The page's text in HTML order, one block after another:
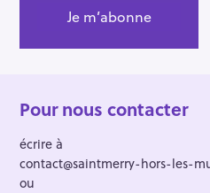
Pour nous contacter
écrire à
contact@saintmerry-hors-les-
ou